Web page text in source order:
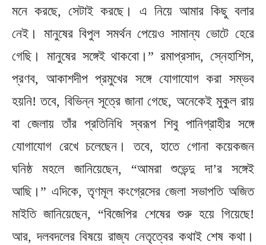
মনে করছে, সেটাই করছে। এ নিয়ে আমার কিছু বলার
নেই। মানুষের বিপুল সমর্থন পেয়েও সামান্য ভোটে হেরে
গেছি। মানুষের সঙ্গেই থাকবো।” রমাপ্রসাদ,‌ স্নেহাশিস,
প্রণব, আকাশদীপ প্রমুখের সঙ্গে যোগাযোগ করা সম্ভব
হয়নি! তবে, বিভিন্ন সূত্রে জানা গেছে, অনেকেই মুকুল রায়
বা জেলায় তাঁর প্রতিনিধি স্বরূপ শিবু পানিগ্রাহীর সঙ্গে
যোগাযোগ রেখে চলেছেন। তবে, হাতে গোনা কয়েকজন
ঘনিষ্ঠ মহলে জানিয়েছেন, “আমরা শুভেন্দু দা’র সঙ্গেই
আছি।” এদিকে, তৃণমূল কংগ্রেসের জেলা সভাপতি অজিত
মাইতি জানিয়েছেন, “বিজেপির শেষের শুরু হয়ে গিয়েছে!
আর, দলবদলের বিষয়ে রাজ্য নেতৃত্বের কথাই শেষ কথা।